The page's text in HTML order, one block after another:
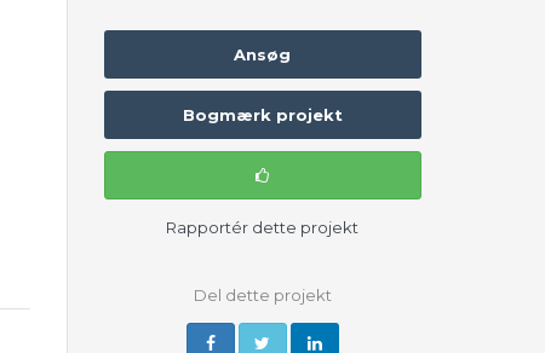
Ansøg
Bogmærk projekt
Rapportér dette projekt
Del dette projekt